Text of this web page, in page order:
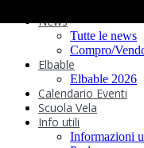
News
Tutte le news
Compro/
Elbable
Elbable 2026
Calendario Eventi
Scuola Vela
Info utili
Informazioni